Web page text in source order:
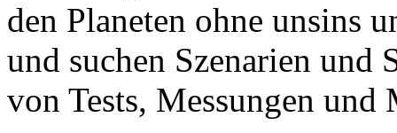
den Planeten ohne unsins
und suchen Szenarien und
von Tests, Messungen und